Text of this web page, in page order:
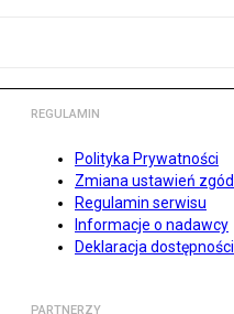
REGULAMIN
Polityka Prywatności
Zmiana ustawień zgód
Regulamin serwisu
Informacje o nadawcy
Deklaracja dostępności
PARTNERZY